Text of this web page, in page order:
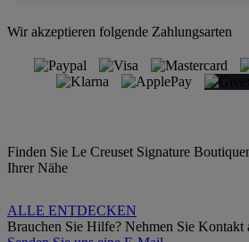
Wir akzeptieren folgende Zahlungsarten
Finden Sie Le Creuset Signature
Ihrer Nähe
ALLE ENTDECKEN
Brauchen Sie Hilfe? Nehmen Sie Kontakt